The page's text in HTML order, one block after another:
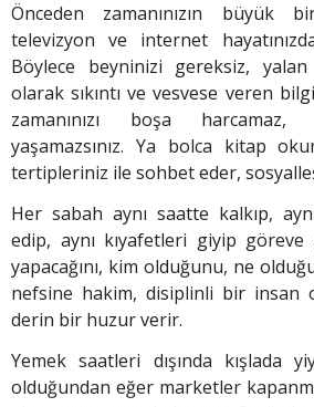
Önceden zamanınızın büyük
televizyon ve internet
Böylece beyninizi gereksiz,
olarak sıkıntı ve vesvese veren
zamanınızı boşa
yaşamazsınız. Ya bolca kitap
tertipleriniz ile sohbet eder,
Her sabah aynı saatte kalkıp,
edip, aynı kıyafetleri giyip
yapacağını, kim olduğunu, ne
nefsine hakim, disiplinli bir insan
derin bir huzur verir.
Yemek saatleri dışında kışlada
olduğundan eğer marketler